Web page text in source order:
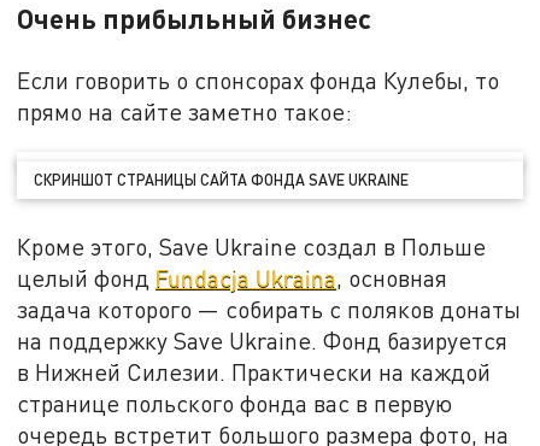
Очень прибыльный бизнес
Если говорить о спонсорах фонда Кулебы, то
прямо на сайте заметно такое:
СКРИНШОТ СТРАНИЦЫ САЙТА ФОНДА SAVE UKRAINE
Кроме этого, Save Ukraine создал в Польше
целый фонд Fundacja Ukraina, основная
задача которого — собирать с поляков донаты
на поддержку Save Ukraine. Фонд базируется
в Нижней Силезии. Практически на каждой
странице польского фонда вас в первую
очередь встретит большого размера фото, на